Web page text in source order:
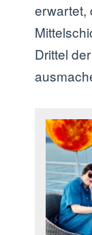
erwartet,
Drittel